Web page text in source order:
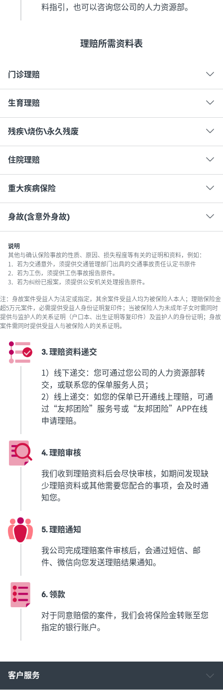
料指引，也可以咨询您公司的人力资源部。
理赔所需资料表
门诊理赔
生育理赔
残疾\烧伤\永久残废
住院理赔
重大疾病保险
身故(含意外身故)
说明
其他与确认保险事故的性质、原因、损失程度等有关的证明和资料，例如：
1．若为交通意外，须提供交通管理部门出具的交通事故责任认定书原件
2．若为工伤，须提供工伤事故报告原件。
3．若为纠纷已报案，须提供公安机关处理报告原件。
注：身故案件受益人为法定或指定，其余案件受益人均为被保险人本人；理赔保险金
超5万元案件，必需提供受益人身份证明复印件；当被保险人为未成年子女时需同时
提供与监护人的关系证明（户口本、出生证明等复印件）及监护人的身份证明；身故
案件需同时提供受益人与被保险人的关系证明。
3. 理赔资料递交
1）线下递交：您可通过您公司的人力资源部转
交，或联系您的保单服务人员；
2）线上递交：如您的保单已开通线上理赔，可通
过“友邦团险”服务号或“友邦团险”APP在线
申请理赔。
4. 理赔审核
我们收到理赔资料后会尽快审核，如期间发现缺
少理赔资料或其他需要您配合的事项，会及时通
知您。
5. 理赔通知
我公司完成理赔案件审核后，会通过短信、邮
件、微信向您发送理赔结果通知。
6. 领款
对于同意赔偿的案件，我们会将保险金转账至您
指定的银行账户。
客户服务